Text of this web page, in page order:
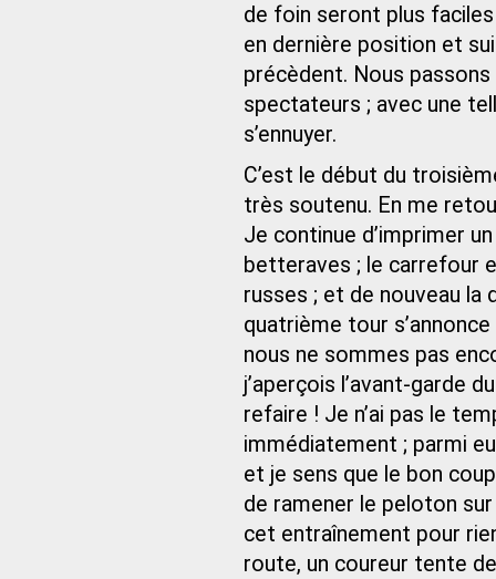
de foin seront plus
en dernière position et
précèdent. Nous
spectateurs ; avec une
s’ennuyer.
C’est le début du
très soutenu. En me
Je continue d’imprimer
betteraves ; le carrefour
russes ; et de nouveau la
quatrième tour
nous ne sommes pas
j’aperçois l’avant‑garde
refaire ! Je n’ai pas le
immédiatement ; parmi
et je sens que le bon
de ramener le peloton
cet entraînement pour
route, un coureur tente